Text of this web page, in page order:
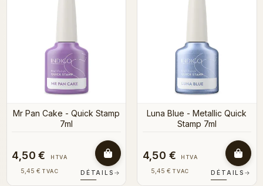
Mr Pan Cake - Quick Stamp
7ml
4,50 € HTVA
5,45 € TVAC DÉTAILS →
Luna Blue - Metallic Quick
Stamp 7ml
4,50 € HTVA
5,45 € TVAC DÉTAILS →